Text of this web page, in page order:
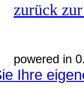
zurück
powered in
Ihre